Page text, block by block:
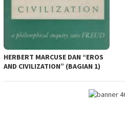
HERBERT MARCUSE DAN “EROS
AND CIVILIZATION” (BAGIAN 1)